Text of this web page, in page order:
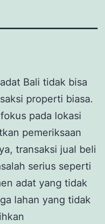
Bali tidak bisa
properti biasa.
pada lokasi
pemeriksaan
transaksi jual beli
serius seperti
adat yang tidak
lahan yang tidak